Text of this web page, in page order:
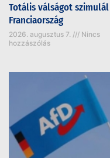
Totális válságot szimulál
Franciaország
2026. augusztus 7.
Nincs
hozzászólás